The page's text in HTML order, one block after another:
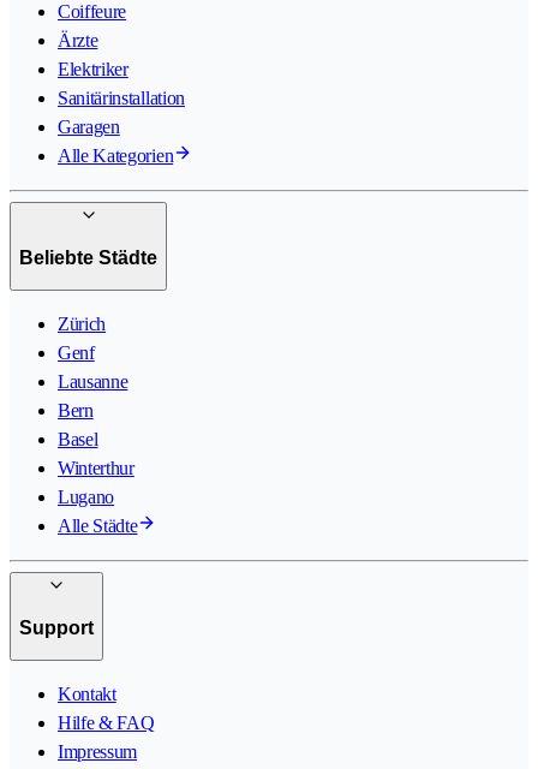
Coiffeure
Ärzte
Elektriker
Sanitärinstallation
Garagen
Alle Kategorien
Beliebte Städte
Zürich
Genf
Lausanne
Bern
Basel
Winterthur
Lugano
Alle Städte
Support
Kontakt
Hilfe & FAQ
Impressum